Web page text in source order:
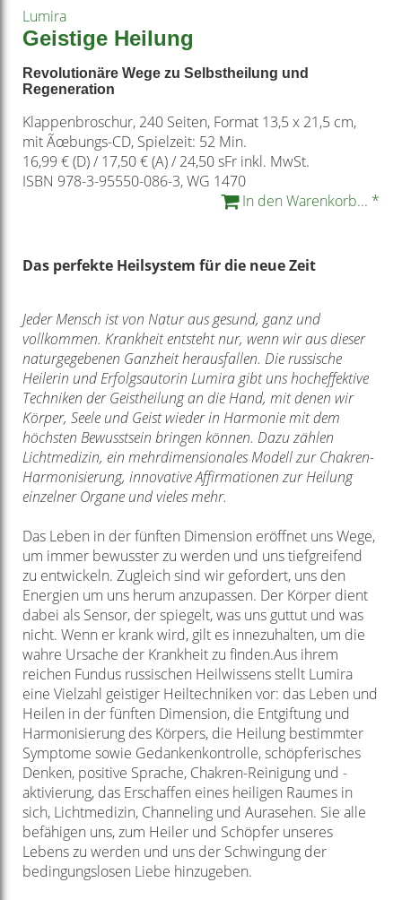
Lumira
Geistige Heilung
Revolutionäre Wege zu Selbstheilung und
Regeneration
Klappenbroschur, 240 Seiten, Format 13,5 x 21,5 cm,
mit Ãœbungs-CD, Spielzeit: 52 Min.
16,99 € (D) / 17,50 € (A) / 24,50 sFr inkl. MwSt.
ISBN 978-3-95550-086-3, WG 1470
In den Warenkorb... *
Das perfekte Heilsystem für die neue Zeit
Jeder Mensch ist von Natur aus gesund, ganz und
vollkommen. Krankheit entsteht nur, wenn wir aus dieser
naturgegebenen Ganzheit herausfallen. Die russische
Heilerin und Erfolgsautorin Lumira gibt uns hocheffektive
Techniken der Geistheilung an die Hand, mit denen wir
Körper, Seele und Geist wieder in Harmonie mit dem
höchsten Bewusstsein bringen können. Dazu zählen
Lichtmedizin, ein mehrdimensionales Modell zur Chakren-
Harmonisierung, innovative Affirmationen zur Heilung
einzelner Organe und vieles mehr.
Das Leben in der fünften Dimension eröffnet uns Wege,
um immer bewusster zu werden und uns tiefgreifend
zu entwickeln. Zugleich sind wir gefordert, uns den
Energien um uns herum anzupassen. Der Körper dient
dabei als Sensor, der spiegelt, was uns guttut und was
nicht. Wenn er krank wird, gilt es innezuhalten, um die
wahre Ursache der Krankheit zu finden.Aus ihrem
reichen Fundus russischen Heilwissens stellt Lumira
eine Vielzahl geistiger Heiltechniken vor: das Leben und
Heilen in der fünften Dimension, die Entgiftung und
Harmonisierung des Körpers, die Heilung bestimmter
Symptome sowie Gedankenkontrolle, schöpferisches
Denken, positive Sprache, Chakren-Reinigung und -
aktivierung, das Erschaffen eines heiligen Raumes in
sich, Lichtmedizin, Channeling und Aurasehen. Sie alle
befähigen uns, zum Heiler und Schöpfer unseres
Lebens zu werden und uns der Schwingung der
bedingungslosen Liebe hinzugeben.